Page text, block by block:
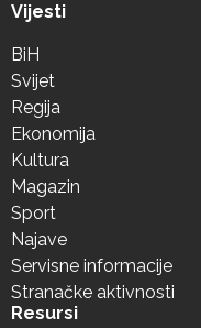
Vijesti
BiH
Svijet
Regija
Ekonomija
Kultura
Magazin
Sport
Najave
Servisne informacije
Stranačke aktivnosti
Resursi